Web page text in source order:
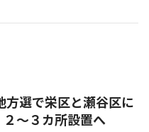
方選で栄区と瀬谷区に
〜３カ所設置へ